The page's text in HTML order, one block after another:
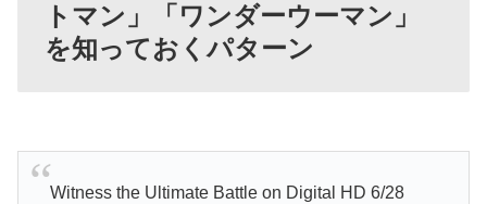
トマン」「ワンダーウーマン」
を知っておくパターン
Witness the Ultimate Battle on Digital HD 6/28